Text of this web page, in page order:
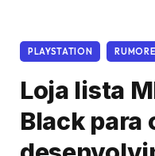
PLAYSTATION
Loja lista
Black para